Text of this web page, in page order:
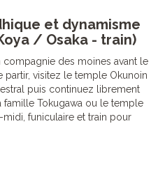
et dynamisme
/ Osaka - train)
compagnie des moines avant le
partir, visitez le temple Okunoin
puis continuez librement
Tokugawa ou le temple
midi, funiculaire et train pour